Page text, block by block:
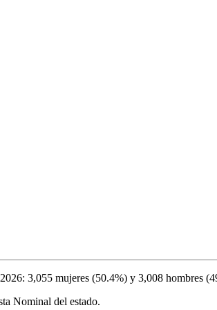
: 3,055 mujeres (50.4%) y 3,008 hombres (
Nominal del estado.